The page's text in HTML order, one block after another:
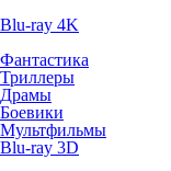
Blu-ray 4K
Фантастика
Триллеры
Драмы
Боевики
Мультфильмы
Blu-ray 3D